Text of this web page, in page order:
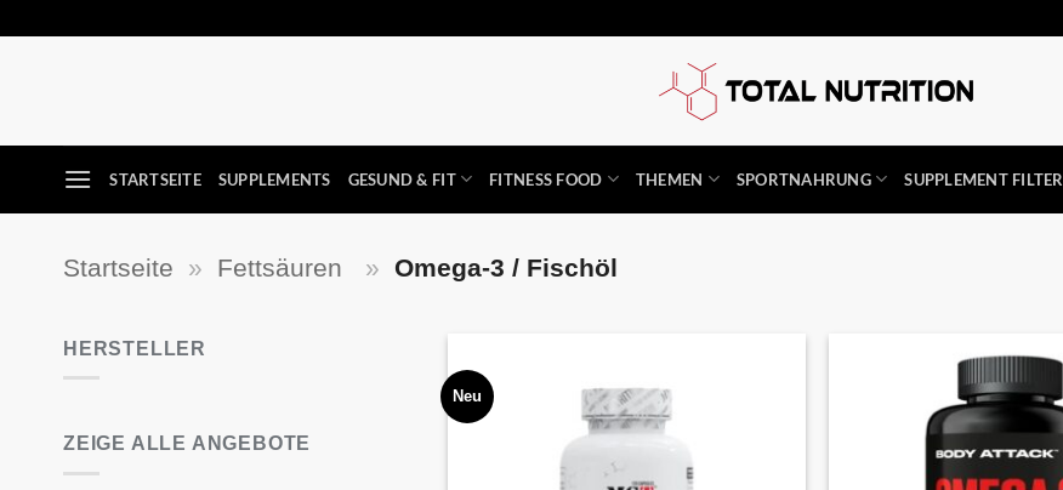
STARTSEITE SUPPLEMENTS GESUND & FIT FITNESS FOOD THEMEN SPORTNAHRUNG SUPPLEMENT FILTER
Startseite » Fettsäuren » Omega-3 / Fischöl
HERSTELLER
ZEIGE ALLE ANGEBOTE
Neu